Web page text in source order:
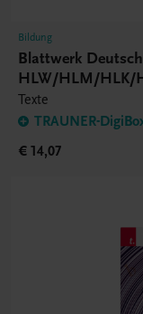
Bildung
Blattwerk
HLW/HLM/HLK/
Texte
TRAUNER-
€ 14,07